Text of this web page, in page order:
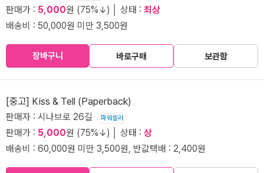
판매가 : 5,000원 (75%↓) │ 상태 : 최상
배송비 : 50,000원 미만 3,500원
장바구니 바로구매 보관함
[중고] Kiss & Tell (Paperback)
판매자 : 시나브로 26길 파워셀러
판매가 : 5,000원 (75%↓) │ 상태 : 상
배송비 : 60,000원 미만 3,500원, 반값택배 : 2,400원